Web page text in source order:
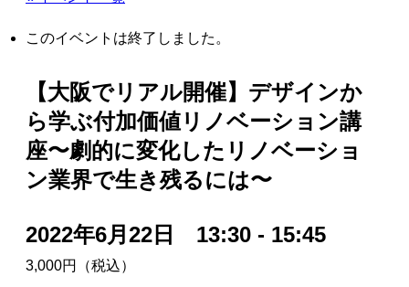
このイベントは終了しました。
【大阪でリアル開催】デザインか
ら学ぶ付加価値リノベーション講
座〜劇的に変化したリノベーショ
ン業界で生き残るには〜
2022年6月22日 13:30 - 15:45
3,000円（税込）